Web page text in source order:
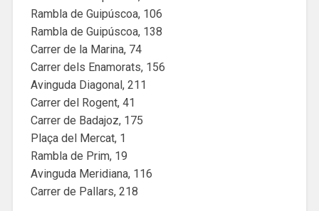
Rambla de Guipúscoa, 106
Rambla de Guipúscoa, 138
Carrer de la Marina, 74
Carrer dels Enamorats, 156
Avinguda Diagonal, 211
Carrer del Rogent, 41
Carrer de Badajoz, 175
Plaça del Mercat, 1
Rambla de Prim, 19
Avinguda Meridiana, 116
Carrer de Pallars, 218